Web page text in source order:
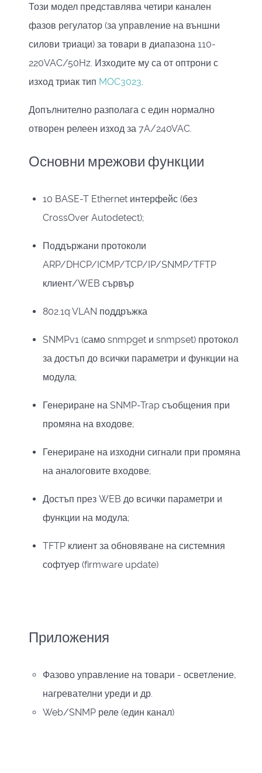
Този модел представлява четири канален
фазов регулатор (за управление на външни
силови триаци) за товари в диапазона 110-
220VAC/50Hz. Изходите му са от оптрони с
изход триак тип MOC3023.
Допълнително разполага с един нормално
отворен релеен изход за 7A/240VAC.
Основни мрежови функции
10 BASE-T Ethernet интерфейс (без
CrossOver Autodetect);
Поддържани протоколи
ARP/DHCP/ICMP/TCP/IP/SNMP/TFTP
клиент/WEB сървър
802.1q VLAN поддръжка
SNMPv1 (само snmpget и snmpset) протокол
за достъп до всички параметри и функции на
модула;
Генериране на SNMP-Trap съобщения при
промяна на входове;
Генериране на изходни сигнали при промяна
на аналоговите входове;
Достъп през WEB до всички параметри и
функции на модула;
TFTP клиент за обновяване на системния
софтуер (firmware update)
Приложения
Фазово управление на товари - осветление,
нагревателни уреди и др.
Web/SNMP реле (един канал)